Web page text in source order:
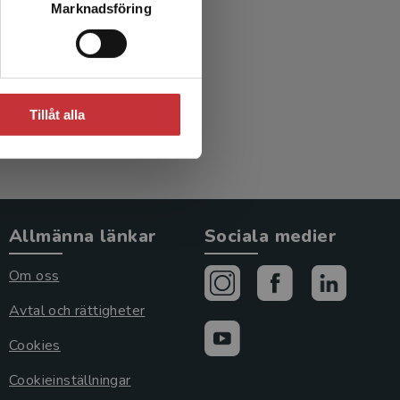
Marknadsföring
Tillåt alla
Allmänna länkar
Om oss
Avtal och rättigheter
Cookies
Cookieinställningar
Sociala medier